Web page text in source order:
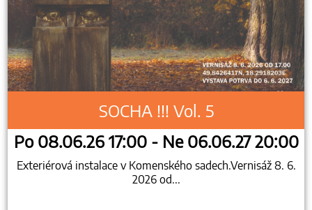
SOCHA !!! Vol. 5
Po 08.06.26 17:00 - Ne 06.06.27 20:00
Exteriérová instalace v Komenského sadech.Vernisáž 8. 6.
2026 od...